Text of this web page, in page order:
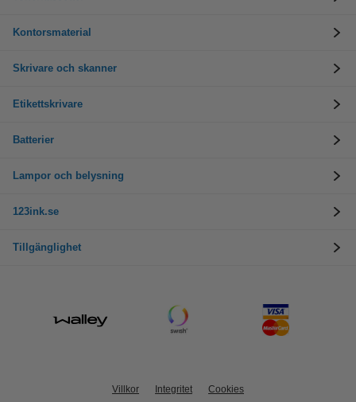
Kontorsmaterial
Skrivare och skanner
Etikettskrivare
Batterier
Lampor och belysning
123ink.se
Tillgänglighet
Villkor Integritet Cookies